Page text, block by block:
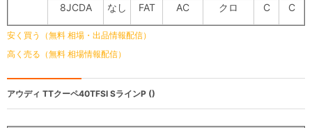
8JCDA なし FAT AC クロ C C
安く買う（無料 相場・出品情報配信）
高く売る（無料 相場情報配信）
アウディ TTクーペ40TFSI SラインP ()